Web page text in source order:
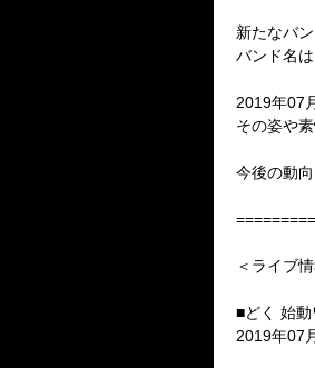
新たなバ
バンド名は
2019年07
その姿や
今後の動
＜ライブ
■どく 始動
2019年07